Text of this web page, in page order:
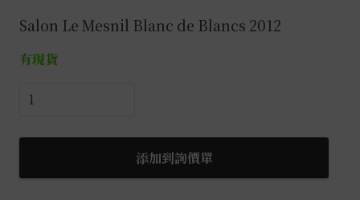
Salon Le Mesnil Blanc de Blancs 2012
有現貨
沙
白
白
添加到詢價單